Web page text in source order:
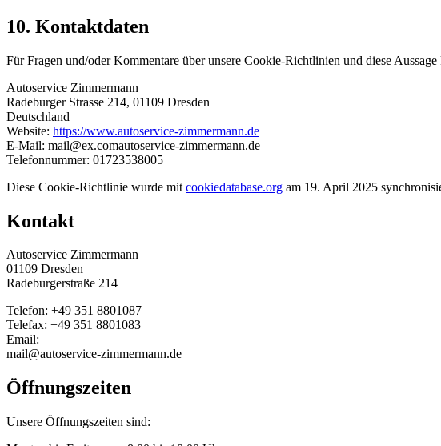
10. Kontaktdaten
Für Fragen und/oder Kommentare über unsere Cookie-Richtlinien und diese
Autoservice Zimmermann
Radeburger Strasse 214, 01109 Dresden
Deutschland
Website: https://www.autoservice-zimmermann.de
E-Mail: mail@ex.comautoservice-zimmermann.de
Telefonnummer: 01723538005
Diese Cookie-Richtlinie wurde mit cookiedatabase.org am 19. April 2025
Kontakt
Autoservice Zimmermann
01109 Dresden
Radeburgerstraße 214
Telefon: +49 351 8801087
Telefax: +49 351 8801083
Email:
mail@autoservice-zimmermann.de
Öffnungszeiten
Unsere Öffnungszeiten sind: